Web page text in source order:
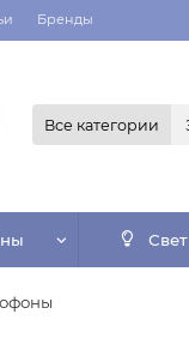
Бренды
Все категории
Свет